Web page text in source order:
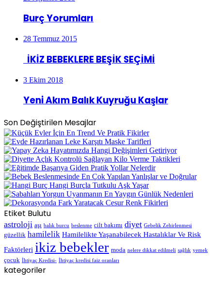
Burç Yorumları
28 Temmuz 2015
İKİZ BEBEKLERE BEŞİK SEÇİMİ
3 Ekim 2018
Yeni Akım Balık Kuyruğu Kaşlar
Son Değiştirilen Mesajlar
Etiket Bulutu
astroloji aşı balık burcu beslenme cilt bakımı diyet Gebelik Zehirlenmesi
güzellik hamilelik Hamilelikte Yaşanabilecek Hastalıklar Ve Risk
Faktörleri ikiz bebekler moda nelere dikkat edilmeli sağlık yemek
çocuk İhtiyaç Kredisi- İhtiyaç kredisi faiz oranları
kategoriler